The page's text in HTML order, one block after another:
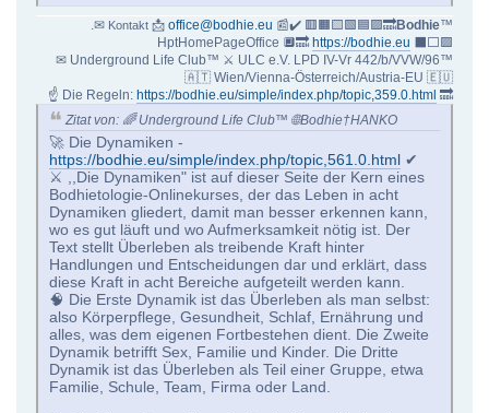
.✉ Kontakt 📩 office@bodhie.eu 📰✔️ 🟥🟧🟨🟩🟦🟪🔜Bodhie™
HptHomePageOffice 🔲🔜 https://bodhie.eu ⬛️⬜️🟪
✉ Underground Life Club™ ⚔ ULC e.V. LPD IV-Vr 442/b/VVW/96™
🇦🇹 Wien/Vienna-Österreich/Austria-EU 🇪🇺
☝ Die Regeln: https://bodhie.eu/simple/index.php/topic,359.0.html 🔜
Zitat von: 🌈 Underground Life Club™ 🌐Bodhie†HANKO
🚀 Die Dynamiken -
https://bodhie.eu/simple/index.php/topic,561.0.html ✔
⚔️ ,,Die Dynamiken" ist auf dieser Seite der Kern eines
Bodhietologie-Onlinekurses, der das Leben in acht
Dynamiken gliedert, damit man besser erkennen kann,
wo es gut läuft und wo Aufmerksamkeit nötig ist. Der
Text stellt Überleben als treibende Kraft hinter
Handlungen und Entscheidungen dar und erklärt, dass
diese Kraft in acht Bereiche aufgeteilt werden kann.
🧠 Die Erste Dynamik ist das Überleben als man selbst:
also Körperpflege, Gesundheit, Schlaf, Ernährung und
alles, was dem eigenen Fortbestehen dient. Die Zweite
Dynamik betrifft Sex, Familie und Kinder. Die Dritte
Dynamik ist das Überleben als Teil einer Gruppe, etwa
Familie, Schule, Team, Firma oder Land.